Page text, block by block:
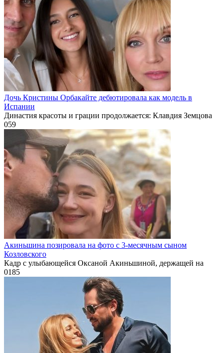
Дочь Кристины Орбакайте дебютировала как модель в
Испании
Династия красоты и грации продолжается: Клавдия Земцова
059
Акиньшина позировала на фото с 3-месячным сыном
Козловского
Кадр с улыбающейся Оксаной Акиньшиной, держащей на
0185